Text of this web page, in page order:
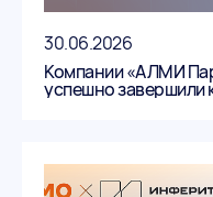
30.06.2026
Компании «АЛМИ
успешно завершили